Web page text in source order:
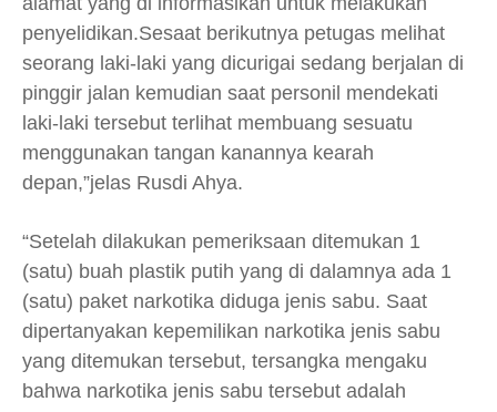
penyelidikan.Sesaat berikutnya petugas melihat
seorang laki-laki yang dicurigai sedang berjalan di
pinggir jalan kemudian saat personil mendekati
laki-laki tersebut terlihat membuang sesuatu
menggunakan tangan kanannya kearah
depan,”jelas Rusdi Ahya.
“Setelah dilakukan pemeriksaan ditemukan 1
(satu) buah plastik putih yang di dalamnya ada 1
(satu) paket narkotika diduga jenis sabu. Saat
dipertanyakan kepemilikan narkotika jenis sabu
yang ditemukan tersebut, tersangka mengaku
bahwa narkotika jenis sabu tersebut adalah